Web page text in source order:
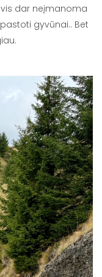
dar neįmanoma
gyvūnai.. Bet